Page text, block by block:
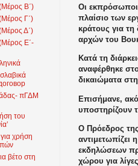
Οι εκπρόσωποι
πλαίσιο των
κράτους για τη
αρχών του
Κατά τη
αναφέρθηκε
δικαιώματα
Επισήμανε,
υποστηρίζουν
Ο Πρόεδρος
αντιμετωπίζει
εκδηλώσεων
χώρου για
Β΄)
Γ΄)
Δ΄)
Ε΄-
πΓΔΜ
του
χρήση
βέτο στη